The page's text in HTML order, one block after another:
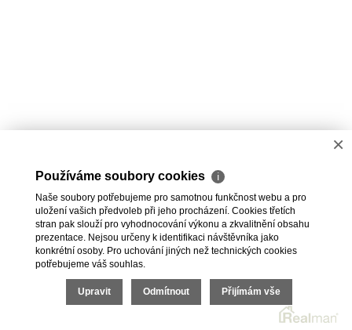
×
Používáme soubory cookies ℹ
Naše soubory potřebujeme pro samotnou funkčnost webu a pro
uložení vašich předvoleb při jeho procházení. Cookies třetích
stran pak slouží pro vyhodnocování výkonu a zkvalitnění obsahu
prezentace. Nejsou určeny k identifikaci návštěvníka jako
konkrétní osoby. Pro uchování jiných než technických cookies
potřebujeme váš souhlas.
Upravit Odmítnout Přijímám vše